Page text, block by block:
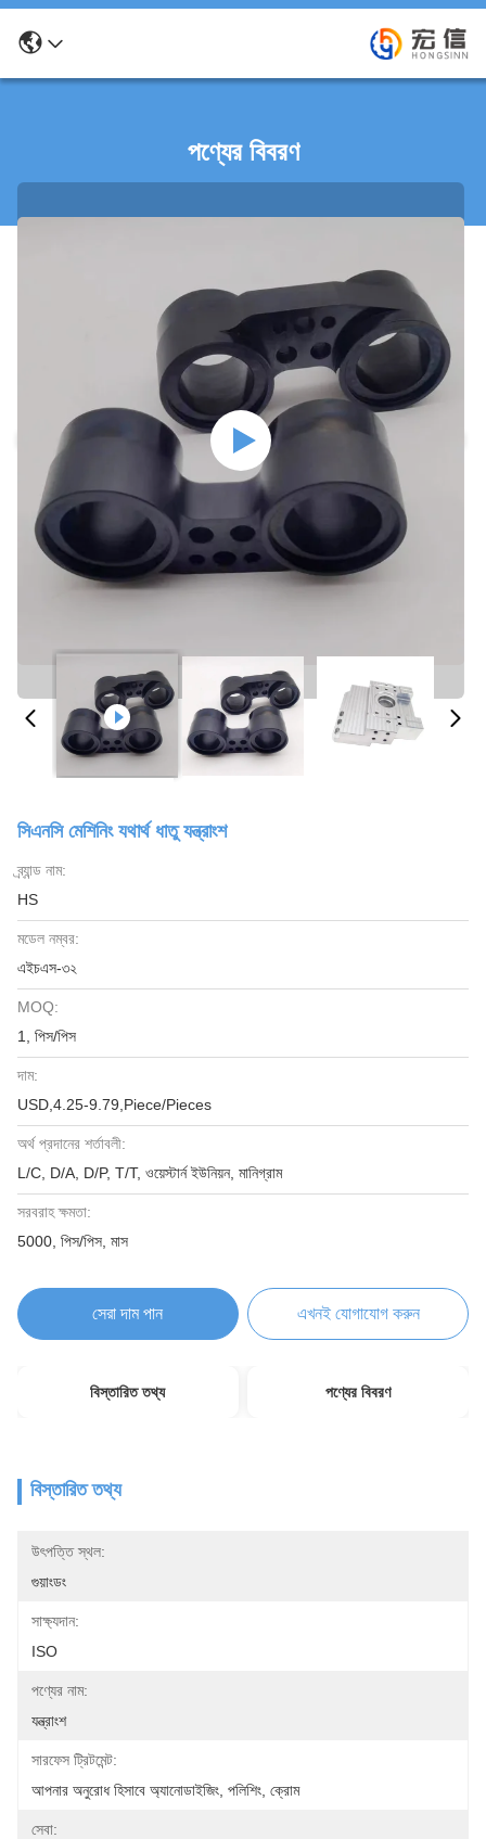
পণ্যের বিবরণ
সিএনসি মেশিনিং যথার্থ ধাতু যন্ত্রাংশ
ব্র্যান্ড নাম:
HS
মডেল নম্বর:
এইচএস-৩২
MOQ:
1, পিস/পিস
দাম:
USD,4.25-9.79,Piece/Pieces
অর্থ প্রদানের শর্তাবলী:
L/C, D/A, D/P, T/T, ওয়েস্টার্ন ইউনিয়ন, মানিগ্রাম
সরবরাহ ক্ষমতা:
5000, পিস/পিস, মাস
সেরা দাম পান এখনই যোগাযোগ করুন
বিস্তারিত তথ্য পণ্যের বিবরণ
বিস্তারিত তথ্য
উৎপত্তি স্থল:
গুয়াংডং
সাক্ষ্যদান:
ISO
পণ্যের নাম:
যন্ত্রাংশ
সারফেস ট্রিটমেন্ট:
আপনার অনুরোধ হিসাবে অ্যানোডাইজিং, পলিশিং, ক্রোম
সেবা: